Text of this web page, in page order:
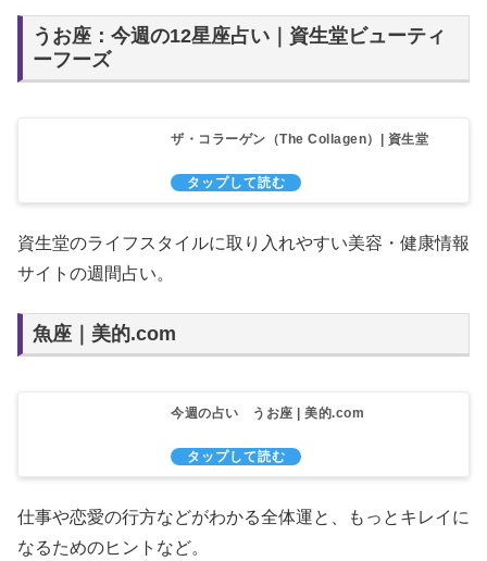
うお座：今週の12星座占い｜資生堂ビューティ
ーフーズ
ザ・コラーゲン（The Collagen）| 資生堂
資生堂のライフスタイルに取り入れやすい美容・健康情報
サイトの週間占い。
魚座｜美的.com
今週の占い うお座 | 美的.com
仕事や恋愛の行方などがわかる全体運と、もっとキレイに
なるためのヒントなど。